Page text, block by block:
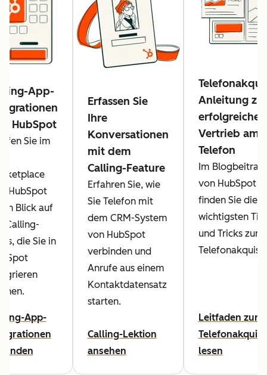
App-
HubSpot
Sie im
HubSpot
Blick auf
Calling-
die Sie in
App-
Erfassen Sie
Ihre
Konversationen
mit dem
Calling-Feature
Erfahren Sie, wie
Sie Telefon mit
dem CRM-System
von HubSpot
verbinden und
Anrufe aus einem
Kontaktdatensatz
starten.
Calling-Lektion
ansehen
Anleitung
erfolgreichen
Vertrieb am
Telefon
Im Blogbeitrag
von HubSpot
finden Sie die
wichtigsten
und Tricks zur
Telefonakquise.
Leitfaden zur
Telefonakquise
lesen